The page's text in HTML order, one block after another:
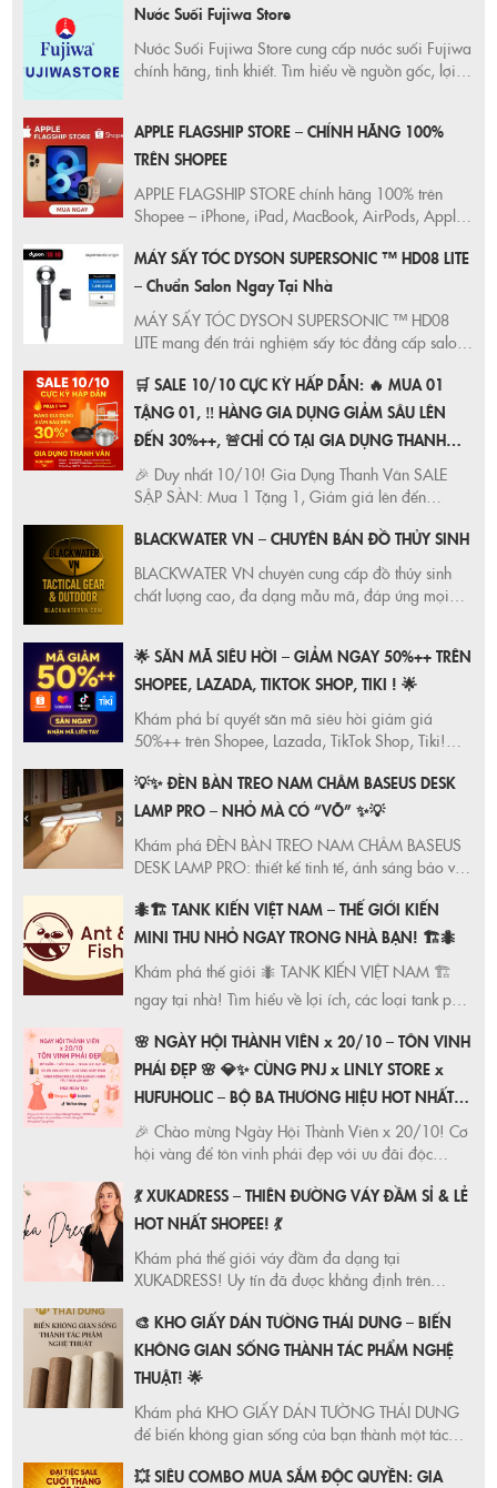
Nước Suối Fujiwa Store
Nước Suối Fujiwa Store cung cấp nước suối Fujiwa
chính hãng, tinh khiết. Tìm hiểu về nguồn gốc, lợi
APPLE FLAGSHIP STORE – CHÍNH HÃNG 100%
TRÊN SHOPEE
APPLE FLAGSHIP STORE chính hãng 100% trên
Shopee – iPhone, iPad, MacBook, AirPods, Apple
hành toàn cầu, deal sốc mỗi tháng!
MÁY SẤY TÓC DYSON SUPERSONIC ™ HD08 LITE
– Chuẩn Salon Ngay Tại Nhà
MÁY SẤY TÓC DYSON SUPERSONIC ™ HD08
LITE mang đến trải nghiệm sấy tóc đẳng cấp salon
minh, bảo vệ tóc mềm mượt và tạo kiểu linh hoạt.
Ưu đãi cực hot tại Shopee, Lazada chính hãng.
🛒 SALE 10/10 CỰC KỲ HẤP DẪN: 🔥 MUA 01
TẶNG 01, ‼️ HÀNG GIA DỤNG GIẢM SÂU LÊN
ĐẾN 30%++, 🚨CHỈ CÓ TẠI GIA DỤNG THANH
VÂN,
🎉 Duy nhất 10/10! Gia Dụng Thanh Vân SALE
SẬP SÀN: Mua 1 Tặng 1, Giảm giá lên đến
lượng, giá tốt nhất thị trường. Xem ngay!
BLACKWATER VN – CHUYÊN BÁN ĐỒ THỦY SINH
BLACKWATER VN chuyên cung cấp đồ thủy sinh
chất lượng cao, đa dạng mẫu mã, đáp ứng mọi
trường.
🌟 SĂN MÃ SIÊU HỜI – GIẢM NGAY 50%++ TRÊN
SHOPEE, LAZADA, TIKTOK SHOP, TIKI ! 🌟
Khám phá bí quyết săn mã siêu hời giảm giá
50%++ trên Shopee, Lazada, TikTok Shop, Tiki!
tối đa với các chương trình khuyến mãi hấp dẫn.
💡✨ ĐÈN BÀN TREO NAM CHÂM BASEUS DESK
LAMP PRO – NHỎ MÀ CÓ “VÕ” ✨💡
Khám phá ĐÈN BÀN TREO NAM CHÂM BASEUS
DESK LAMP PRO: thiết kế tinh tế, ánh sáng bảo vệ
bền bỉ. Giải pháp chiếu sáng hoàn hảo cho không
gian làm việc của bạn!
🐜🏗️ TANK KIẾN VIỆT NAM – THẾ GIỚI KIẾN
MINI THU NHỎ NGAY TRONG NHÀ BẠN! 🏗️🐜
Khám phá thế giới 🐜 TANK KIẾN VIỆT NAM 🏗️
ngay tại nhà! Tìm hiểu về lợi ích, các loại tank phổ
không gian giáo dục & giải trí độc đáo!
🌸 NGÀY HỘI THÀNH VIÊN x 20/10 – TÔN VINH
PHÁI ĐẸP 🌸 💎✨ CÙNG PNJ x LINLY STORE x
HUFUHOLIC – BỘ BA THƯƠNG HIỆU HOT NHẤT
SHOPEE HỘI TỤ! ✨💎 🌟 VÀ ĐẶC BIỆT DÀNH
RIÊNG CHO TÍN ĐỒ GIA DỤNG THANH VÂN
🎉 Chào mừng Ngày Hội Thành Viên x 20/10! Cơ
hội vàng để tôn vinh phái đẹp với ưu đãi độc
Vân Kitchen. Mua sắm thả ga, nhận quà liền tay!
Duy nhất trong năm!
💃 XUKADRESS – THIÊN ĐƯỜNG VÁY ĐẦM SỈ & LẺ
HOT NHẤT SHOPEE! 💃
Khám phá thế giới váy đầm đa dạng tại
XUKADRESS! Uy tín đã được khẳng định trên
người, giúp bạn tự tin và xinh đẹp hơn mỗi ngày.
🎨 KHO GIẤY DÁN TƯỜNG THÁI DUNG – BIẾN
KHÔNG GIAN SỐNG THÀNH TÁC PHẨM NGHỆ
THUẬT! 🌟
Khám phá KHO GIẤY DÁN TƯỜNG THÁI DUNG
để biến không gian sống của bạn thành một tác
hướng mới nhất, giải pháp trang trí linh hoạt cho
💥 SIÊU COMBO MUA SẮM ĐỘC QUYỀN: GIA